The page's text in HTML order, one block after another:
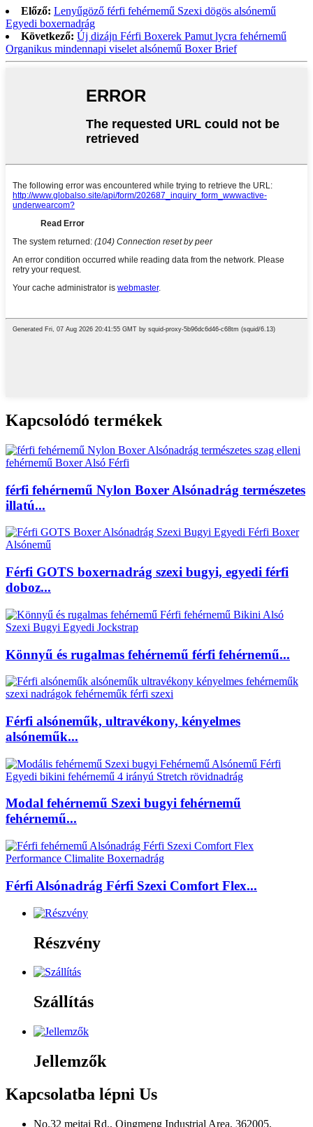
Előző: Lenyűgöző férfi fehérnemű Szexi dögös alsónemű
Egyedi boxernadrág
Következő: Új dizájn Férfi Boxerek Pamut lycra fehérnemű
Organikus mindennapi viselet alsónemű Boxer Brief
Kapcsolódó termékek
férfi fehérnemű Nylon Boxer Alsónadrág természetes
illatú...
Férfi GOTS boxernadrág szexi bugyi, egyedi férfi
doboz...
Könnyű és rugalmas fehérnemű férfi fehérnemű...
Férfi alsóneműk, ultravékony, kényelmes
alsóneműk...
Modal fehérnemű Szexi bugyi fehérnemű
fehérnemű...
Férfi Alsónadrág Férfi Szexi Comfort Flex...
Részvény
Szállítás
Jellemzők
Kapcsolatba lépni Us
No.32 meitai Rd., Qingmeng Industrial Area, 362005,